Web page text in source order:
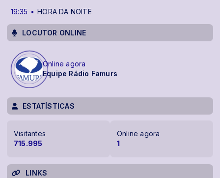
19:35
HORA DA NOITE
LOCUTOR ONLINE
Online agora
Equipe Rádio Famurs
ESTATÍSTICAS
Visitantes
715.995
Online agora
1
LINKS